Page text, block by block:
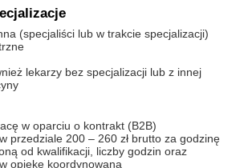
(specjaliści lub w trakcie specjalizacji)
lekarzy bez specjalizacji lub z innej
w oparciu o kontrakt (B2B)
przedziale 200 – 260 zł brutto za godzinę
od kwalifikacji, liczby godzin oraz
opiekę koordynowaną